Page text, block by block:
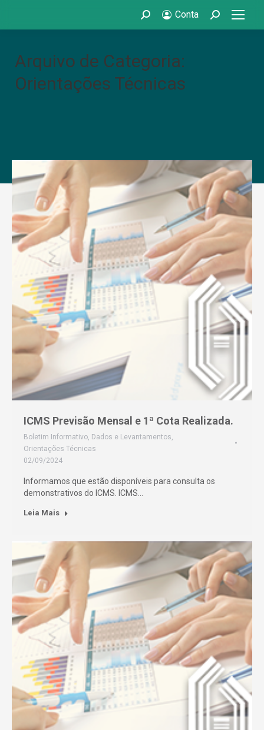
Search: Conta Search:
Arquivo de Categoria:
Orientações Técnicas
ICMS Previsão Mensal e 1ª Cota Realizada.
Boletim Informativo, Dados e Levantamentos,
Orientações Técnicas
02/09/2024
Informamos que estão disponíveis para consulta os
demonstrativos do ICMS. ICMS…
Leia Mais